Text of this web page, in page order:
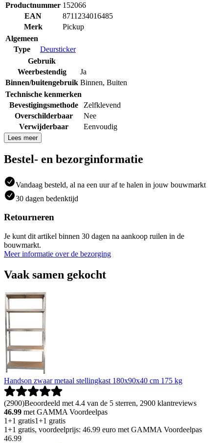
Productnummer 152066
EAN
8711234016485
Merk
Pickup
Algemeen
Type
Deursticker
Gebruik
Weerbestendig
Ja
Binnen/buitengebruik Binnen, Buiten
Technische kenmerken
Bevestigingsmethode
Zelfklevend
Overschilderbaar
Nee
Verwijderbaar
Eenvoudig
Lees meer
Bestel- en bezorginformatie
Vandaag besteld, al na een uur af te halen in jouw bouwmarkt
30 dagen bedenktijd
Retourneren
Je kunt dit artikel binnen 30 dagen na aankoop ruilen in de
bouwmarkt.
Meer informatie over de bezorging
Vaak samen gekocht
Handson zwaar metaal stellingkast 180x90x40 cm 175 kg
(2900)Beoordeeld met 4.4 van de 5 sterren, 2900 klantreviews
46.99 met GAMMA Voordeelpas
1+1 gratis1+1 gratis
1+1 gratis, voordeelprijs: 46.99 euro met GAMMA Voordeelpas
46.99